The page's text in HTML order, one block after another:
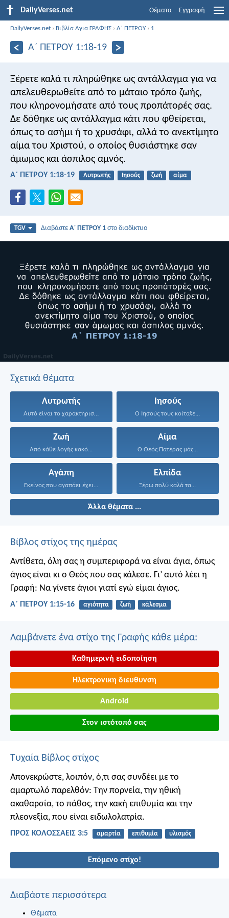
DailyVerses.net Θέματα Εγγραφή
DailyVerses.net › Βιβλία Αγια ΓΡΑΦΗΣ ›Α΄ ΠΕΤΡΟΥ › 1
Α΄ ΠΕΤΡΟΥ 1:18-19
Ξέρετε καλά τι πληρώθηκε ως αντάλλαγμα για να
απελευθερωθείτε από το μάταιο τρόπο ζωής,
που κληρονομήσατε από τους προπάτορές σας.
Δε δόθηκε ως αντάλλαγμα κάτι που φθείρεται,
όπως το ασήμι ή το χρυσάφι, αλλά το ανεκτίμητο
αίμα του Χριστού, ο οποίος θυσιάστηκε σαν
άμωμος και άσπιλος αμνός.
Α΄ ΠΕΤΡΟΥ 1:18-19 Λυτρωτής Ιησούς ζωή αίμα
TGV ΔιαβάστεΑ΄ ΠΕΤΡΟΥ 1 στο διαδίκτυο
Σχετικά θέματα
Λυτρωτής
Αυτό είναι το χαρακτηριστικό...
Ιησούς
Ο Ιησούς τους κοίταξε...
Ζωή
Από κάθε λογής κακό...
Αίμα
Ο Θεός Πατέρας μάς...
Αγάπη
Εκείνος που αγαπάει έχει...
Ελπίδα
Ξέρω πολύ καλά τα...
Άλλα θέματα ...
Βίβλος στίχος της ημέρας
Αντίθετα, όλη σας η συμπεριφορά να είναι άγια, όπως
άγιος είναι κι ο Θεός που σας κάλεσε. Γι’ αυτό λέει η
Γραφή: Να γίνετε άγιοι γιατί εγώ είμαι άγιος.
Α΄ ΠΕΤΡΟΥ 1:15-16 αγιότητα ζωή κάλεσμα
Λαμβάνετε ένα στίχο της Γραφής κάθε μέρα:
Καθημερινή ειδοποίηση
Ηλεκτρονικη διευθυνση
Android
Στον ιστότοπό σας
Τυχαία Βίβλος στίχος
Απονεκρώστε, λοιπόν, ό,τι σας συνδέει με το
αμαρτωλό παρελθόν: Την πορνεία, την ηθική
ακαθαρσία, το πάθος, την κακή επιθυμία και την
πλεονεξία, που είναι ειδωλολατρία.
ΠΡΟΣ ΚΟΛΟΣΣΑΕΙΣ 3:5 αμαρτία επιθυμία υλισμός
Επόμενο στίχο!
Διαβάστε περισσότερα
Θέματα